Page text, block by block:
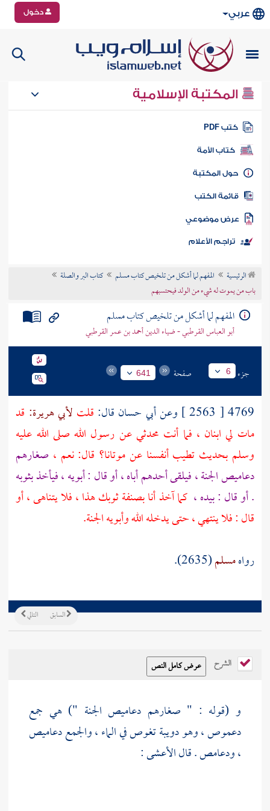
عربي دخول
المكتبة الإسلامية
كتب PDF
كتاب الأمة
المكتبة
الكتب
موضوعي
تراجم الأعلام
الرئيسية المفهم لما أشكل من تلخيص كتاب مسلم
كتاب البر والصلة
باب من يموت له شيء من الولد فيحتسبهم
المفهم لما أشكل من تلخيص كتاب مسلم
أبو العباس القرطبي - ضياء الدين أحمد بن عمر القرطبي
جزء 6 صفحة 641
4769 [ 2563 ] وعن أبي حسان قال: قلت لأبي هريرة: قد
مات لي ابنان ، فما أنت محدثي عن رسول الله صلى الله عليه
وسلم بحديث تطيب أنفسنا عن موتانا؟ قال: نعم ، صغارهم
دعاميص الجنة ، فيلقى أحدهم أباه ، أو قال : أبويه ، فيأخذ بثوبه
. أو قال : بيده ، كما آخذ أنا بصنفة ثوبك هذا ، فلا يتناهى ، أو
قال : فلا ينتهي ، حتى يدخله الله وأبويه الجنة.
رواهمسلم(2635).
التالي السابق
الشرح
و (قوله : " صغارهم دعاميص الجنة ") هي جمع
دعموص ، وهو دويبة تغوص في الماء ، والجمع دعاميص
، ودعامص . قالالأعشى: